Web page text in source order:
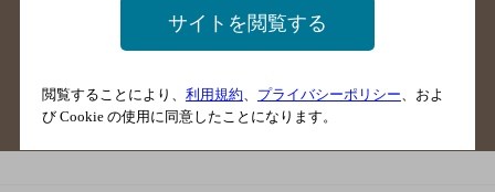
掲載店舗様ログイン
サイトマップ ご意見・ご感想
サイトを閲覧する
閲覧することにより、 利用規約 プライバシーポリシー 、およ
び Cookie の使用に同意したことになります。